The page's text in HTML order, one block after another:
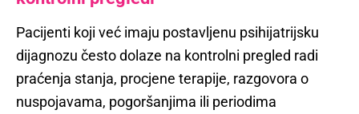
Pacijenti koji već imaju postavljenu psihijatrijsku
dijagnozu često dolaze na kontrolni pregled radi
praćenja stanja, procjene terapije, razgovora o
nuspojavama, pogoršanjima ili periodima